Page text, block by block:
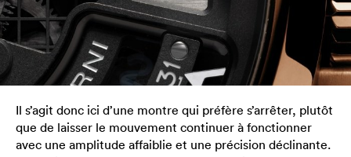
Il s’agit donc ici d’une montre qui préfère s’arrêter, plutôt
que de laisser le mouvement continuer à fonctionner
avec une amplitude affaiblie et une précision déclinante.